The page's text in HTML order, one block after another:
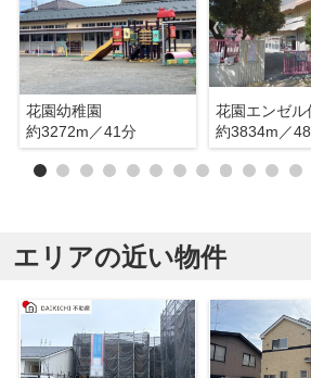
花園幼稚園
約3272m／41分
花園エンゼル
約3834m／
エリアの近い物件